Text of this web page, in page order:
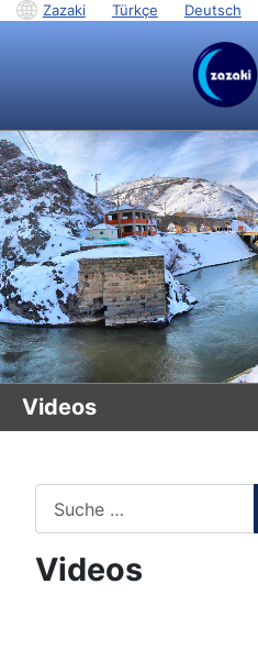
Zazaki Türkçe Deutsch
Videos
Videos